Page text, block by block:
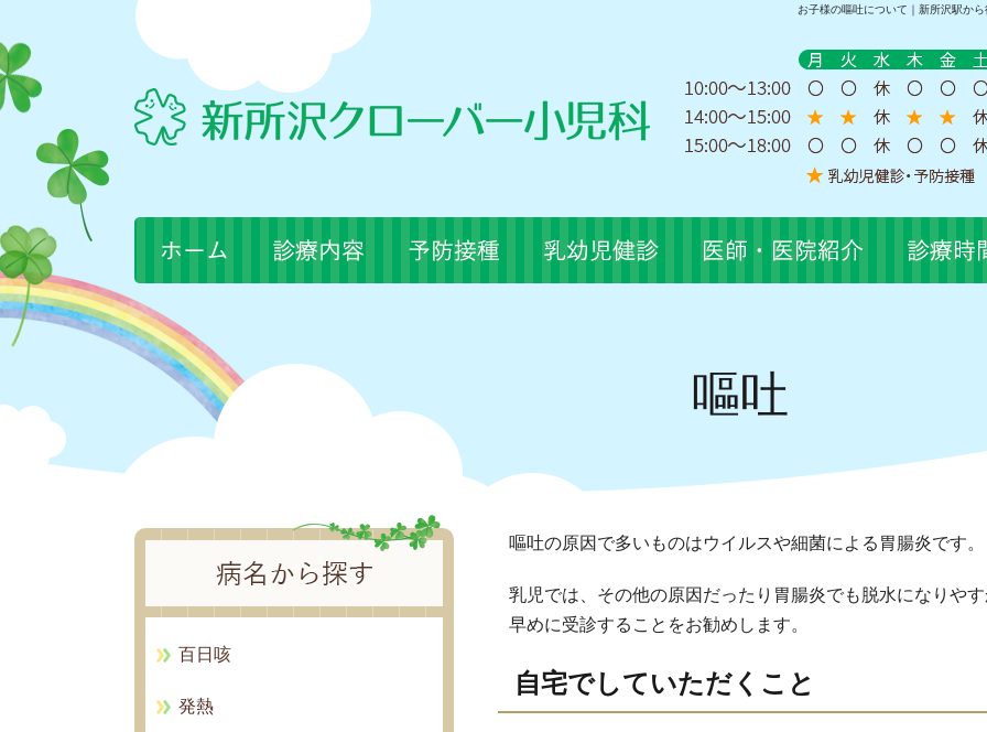
お子様の嘔吐について ｜新所沢駅か
嘔吐
嘔吐の原因で多いものはウイルスや細菌による胃腸炎です。
乳児では、その他の原因だったり胃腸炎でも脱水になりや
早めに受診することをお勧めします。
自宅でしていただくこと
百日咳
発熱